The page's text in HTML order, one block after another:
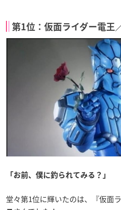
第1位：仮面ライダー電王
「お前、僕に釣られてみる？」
堂々第1位に輝いたのは、『仮面